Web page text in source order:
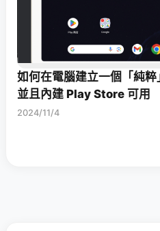
如何在電腦建立一個「純
並且內建 Play Store 可用
2024/11/4